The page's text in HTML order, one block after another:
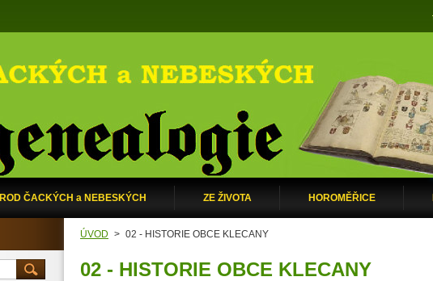
ROD ČACKÝCH a NEBESKÝCH ZE ŽIVOTA HOROMĚŘICE
ÚVOD > 02 - HISTORIE OBCE KLECANY
02 - HISTORIE OBCE KLECANY